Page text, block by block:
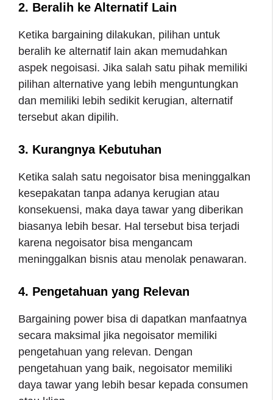
2. Beralih ke Alternatif Lain
Ketika bargaining dilakukan, pilihan untuk
beralih ke alternatif lain akan memudahkan
aspek negoisasi. Jika salah satu pihak memiliki
pilihan alternative yang lebih menguntungkan
dan memiliki lebih sedikit kerugian, alternatif
tersebut akan dipilih.
3. Kurangnya Kebutuhan
Ketika salah satu negoisator bisa meninggalkan
kesepakatan tanpa adanya kerugian atau
konsekuensi, maka daya tawar yang diberikan
biasanya lebih besar. Hal tersebut bisa terjadi
karena negoisator bisa mengancam
meninggalkan bisnis atau menolak penawaran.
4. Pengetahuan yang Relevan
Bargaining power bisa di dapatkan manfaatnya
secara maksimal jika negoisator memiliki
pengetahuan yang relevan. Dengan
pengetahuan yang baik, negoisator memiliki
daya tawar yang lebih besar kepada consumen